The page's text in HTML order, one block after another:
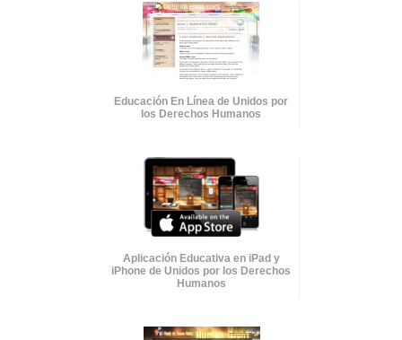
Educación En Línea de Unidos por
los Derechos Humanos
Aplicación Educativa en iPad y
iPhone de Unidos por los Derechos
Humanos